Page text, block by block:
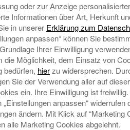
oder zur Anzeige
Informationen über Art, Herkunft
in unserer Erklärung zum
anpassen“ können Sie
Ihrer Einwilligung
die Möglichkeit, dem Einsatz von
bedürfen, hierzu widersprechen.
Sie der Verwendung aller auf
ein. Ihre Einwilligung ist
anpassen“ widerrufen
ändern. Mit Klick auf “Marketing
alle Marketing Cookies abgelehnt.